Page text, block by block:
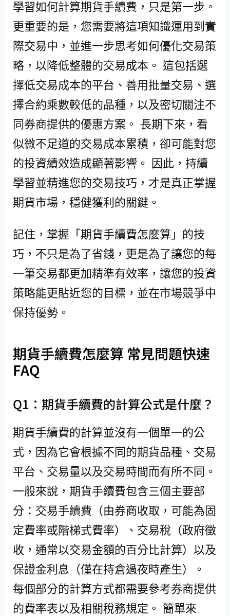
學習如何計算期貨手續費，只是第一步。
更重要的是，您需要將這項知識運用到實
際交易中，並進一步思考如何優化交易策
略，以降低整體的交易成本。 這包括選
擇低交易成本的平台、善用批量交易、選
擇合約乘數較低的品種，以及密切關注不
同券商提供的優惠方案。 長期下來，看
似微不足道的交易成本累積，卻可能對您
的投資績效造成顯著影響。 因此，持續
學習並精進您的交易技巧，才是真正掌握
期貨市場，穩健獲利的關鍵。
記住，掌握「期貨手續費怎麼算」的技
巧，不只是為了省錢，更是為了讓您的每
一筆交易都更加精準有效率，讓您的投資
策略能更貼近您的目標，並在市場競爭中
保持優勢。
期貨手續費怎麼算 常見問題快速
FAQ
Q1：期貨手續費的計算公式是什麼？
期貨手續費的計算並沒有一個單一的公
式，因為它會根據不同的期貨品種、交易
平台、交易量以及交易時間而有所不同。
一般來說，期貨手續費包含三個主要部
分：交易手續費（由券商收取，可能為固
定費率或階梯式費率）、交易稅（政府徵
收，通常以交易金額的百分比計算）以及
保證金利息（僅在持倉過夜時產生）。
每個部分的計算方式都需要參考券商提供
的費率表以及相關稅務規定。 簡單來